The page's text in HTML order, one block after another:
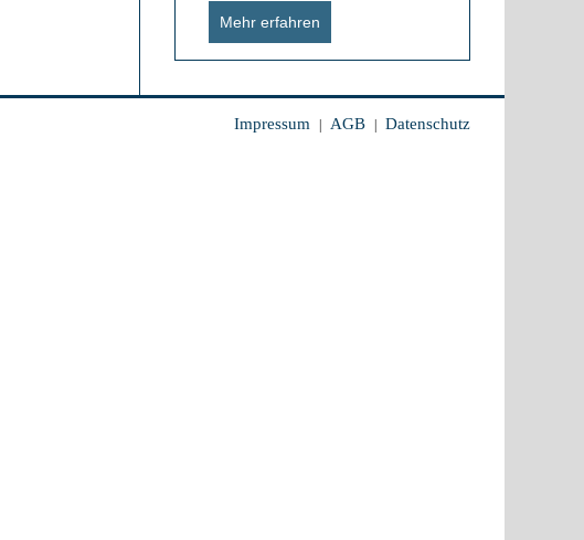
Mehr erfahren
Impressum AGB Datenschutz